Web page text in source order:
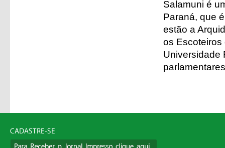
Salamuni é
Paraná, que
estão a
os Escoteiros
Universidade